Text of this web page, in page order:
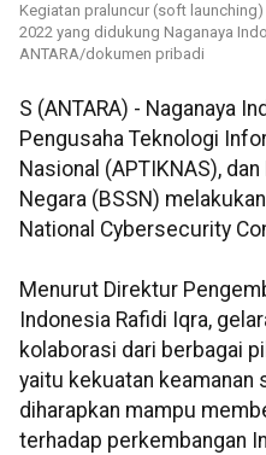
Kegiatan praluncur (soft
2022 yang didukung Naganaya
ANTARA/dokumen pribadi
S (ANTARA) - Naganaya
Pengusaha Teknologi
Nasional (APTIKNAS),
Negara (BSSN)
National Cybersecurity
Menurut Direktur
Indonesia Rafidi Iqra,
kolaborasi dari berbagai
yaitu kekuatan keamanan
diharapkan mampu
terhadap perkembangan